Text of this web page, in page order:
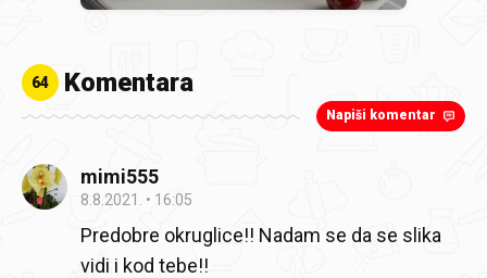
64 Komentara
Napiši komentar
mimi555
8.8.2021. 16:05
Predobre okruglice!! Nadam se da se slika
vidi i kod tebe!!